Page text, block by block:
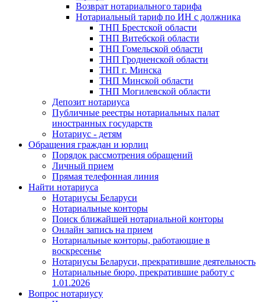
Возврат нотариального тарифа
Нотариальный тариф по ИН с должника
ТНП Брестской области
ТНП Витебской области
ТНП Гомельской области
ТНП Гродненской области
ТНП г. Минска
ТНП Минской области
ТНП Могилевской области
Депозит нотариуса
Публичные реестры нотариальных палат
иностранных государств
Нотариус - детям
Обращения граждан и юрлиц
Порядок рассмотрения обращений
Личный прием
Прямая телефонная линия
Найти нотариуса
Нотариусы Беларуси
Нотариальные конторы
Поиск ближайшей нотариальной конторы
Онлайн запись на прием
Нотариальные конторы, работающие в
воскресенье
Нотариусы Беларуси, прекратившие деятельность
Нотариальные бюро, прекратившие работу с
1.01.2026
Вопрос нотариусу